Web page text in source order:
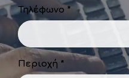
Τηλέφωνο *
Περιοχή *